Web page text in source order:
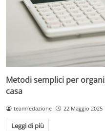
Metodi semplici per
casa
teamredazione 22 Maggio 2025
Leggi di più